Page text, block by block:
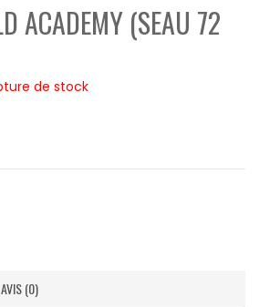
ACADEMY (SEAU 72
de stock
AVIS (0)